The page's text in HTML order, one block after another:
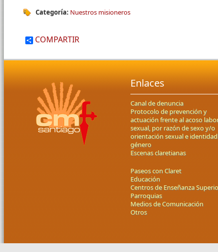
Categoría: Nuestros misioneros
COMPARTIR
Enlaces
Canal de denuncia
Protocolo de prevención y
actuación frente al acoso
sexual, por razón de sexo y/o
orientación sexual e
género
Escenas claretianas
Paseos con Claret
Educación
Centros de Enseñanza
Parroquias
Medios de Comunicación
Otros